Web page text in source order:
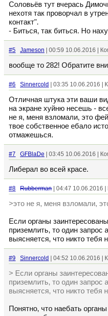
Соловьёв тут вчерась
нехотя так проворчал в
контакт".
- Биться, так биться. Но
#5 Jameson | 00:59 10.06.2016 |
вообще то 282! Обратите
#6 Sinnercold | 03:35 10.06.2016 |
Отличная штука эти ваши
на экране хуйню несешь -
не я, меня взломали, это
твое собственное ебало
отмажешься.
#7 GFBlaDe | 03:45 10.06.2016 |
Либерал во всей красе.
#8 Rubberman | 04:47 10.06.2016 |
>это не я, меня взломали,
Если органы
приземлить, то один запрос
выясняется, что никто тебя
#9 Sinnercold | 04:52 10.06.2016 |
> Если органы
приземлить, то один запрос
выясняется, что никто тебя
Понятно, что наебать